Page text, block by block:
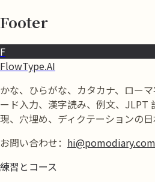
Footer
F
FlowType.AI
かな、ひらがな、カタカナ、ロー
ード入力、漢字読み、例文、JLPT
現、穴埋め、ディクテーションの日
お問い合わせ： hi@pomodiary.com
練習とコース